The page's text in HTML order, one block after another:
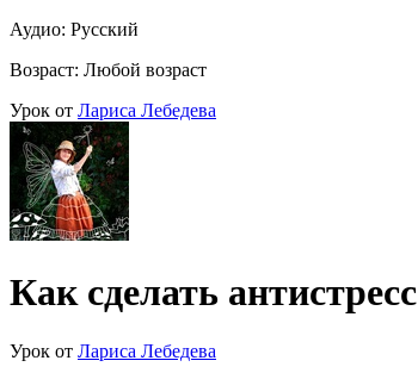
Аудио: Русский
Возраст: Любой возраст
Урок от Лариса Лебедева
Как сделать антистресс
Урок от Лариса Лебедева